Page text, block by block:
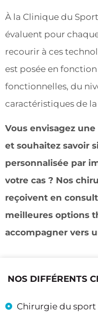
À la Clinique du
évaluent pour
recourir à ces
est posée en
fonctionnelles, du
caractéristiques de
Vous envisagez
et souhaitez savoir
personnalisée par
votre cas ? Nos
reçoivent en
meilleures options
accompagner vers
NOS DIFFÉRENTS
Chirurgie du sport